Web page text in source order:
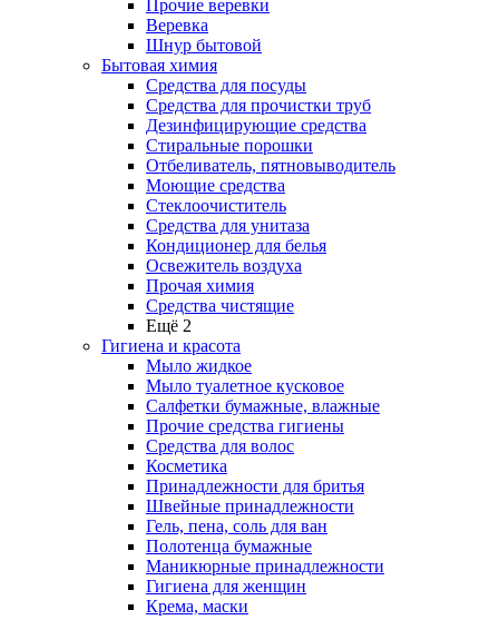
Прочие веревки
Веревка
Шнур бытовой
Бытовая химия
Средства для посуды
Средства для прочистки труб
Дезинфицирующие средства
Стиральные порошки
Отбеливатель, пятновыводитель
Моющие средства
Стеклоочиститель
Средства для унитаза
Кондиционер для белья
Освежитель воздуха
Прочая химия
Средства чистящие
Ещё 2
Гигиена и красота
Мыло жидкое
Мыло туалетное кусковое
Салфетки бумажные, влажные
Прочие средства гигиены
Средства для волос
Косметика
Принадлежности для бритья
Швейные принадлежности
Гель, пена, соль для ван
Полотенца бумажные
Маникюрные принадлежности
Гигиена для женщин
Крема, маски